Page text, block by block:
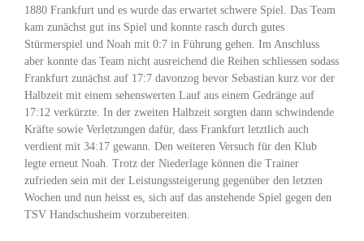
1880 Frankfurt und es wurde das erwartet schwere Spiel. Das Team
kam zunächst gut ins Spiel und konnte rasch durch gutes
Stürmerspiel und Noah mit 0:7 in Führung gehen. Im Anschluss
aber konnte das Team nicht ausreichend die Reihen schliessen sodass
Frankfurt zunächst auf 17:7 davonzog bevor Sebastian kurz vor der
Halbzeit mit einem sehenswerten Lauf aus einem Gedränge auf
17:12 verkürzte. In der zweiten Halbzeit sorgten dann schwindende
Kräfte sowie Verletzungen dafür, dass Frankfurt letztlich auch
verdient mit 34:17 gewann. Den weiteren Versuch für den Klub
legte erneut Noah. Trotz der Niederlage können die Trainer
zufrieden sein mit der Leistungssteigerung gegenüber den letzten
Wochen und nun heisst es, sich auf das anstehende Spiel gegen den
TSV Handschusheim vorzubereiten.